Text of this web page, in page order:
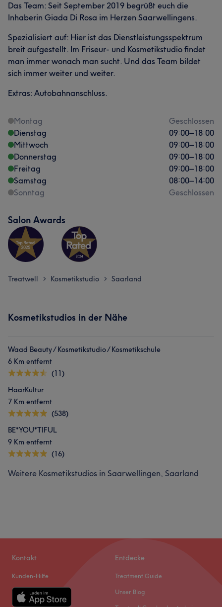
Das Team: Seit September 2019 begrüßt euch die
Inhaberin Giada Di Rosa im Herzen Saarwellingens.
Spezialisiert auf: Hier ist das Dienstleistungsspektrum
breit aufgestellt. Im Friseur- und Kosmetikstudio findet
man immer wonach man sucht. Und das Team bildet
sich immer weiter und weiter.
Extras: Autobahnanschluss.
Montag
Geschlossen
Dienstag
09:00–18:00
Mittwoch
09:00–18:00
Donnerstag
09:00–18:00
Freitag
09:00–18:00
Samstag
08:00–14:00
Sonntag
Geschlossen
Salon Awards
Treatwell > Kosmetikstudio > Saarland
Kosmetikstudios in der Nähe
Waad Beauty / Kosmetikstudio / Kosmetikschule
6 Km entfernt
(11)
HaarKultur
7 Km entfernt
(538)
BE*YOU*TIFUL
9 Km entfernt
(16)
Weitere Kosmetikstudios in Saarwellingen, Saarland
Kontakt
Kunden-Hilfe
Entdecke
Treatment Guide
Unser Blog